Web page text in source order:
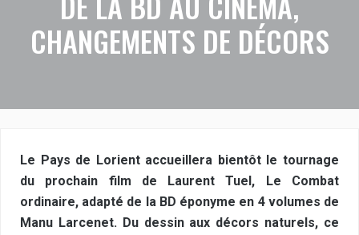
CHANGEMENTS DE DÉCORS
Le Pays de Lorient accueillera bientôt le tournage
du prochain film de Laurent Tuel, Le Combat
ordinaire, adapté de la BD éponyme en 4 volumes de
Manu Larcenet. Du dessin aux décors naturels, ce